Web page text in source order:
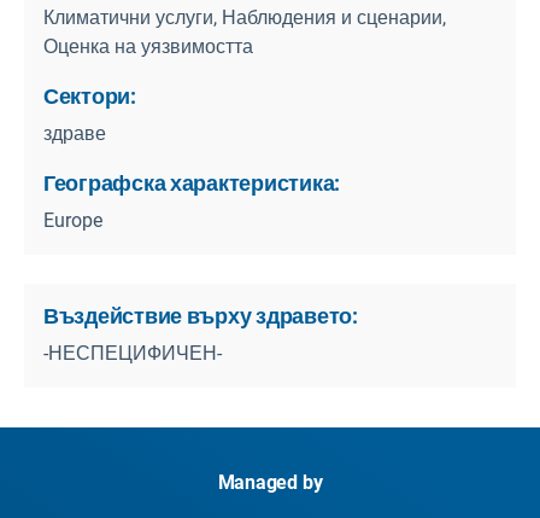
Климатични услуги, Наблюдения и сценарии,
Оценка на уязвимостта
Сектори:
здраве
Географска характеристика:
Europe
Въздействие върху здравето:
-НЕСПЕЦИФИЧЕН-
Managed by